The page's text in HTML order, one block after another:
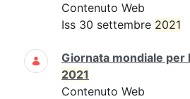
Contenuto Web
Iss 30 settembre 2021
Giornata mondiale per
2021
Contenuto Web